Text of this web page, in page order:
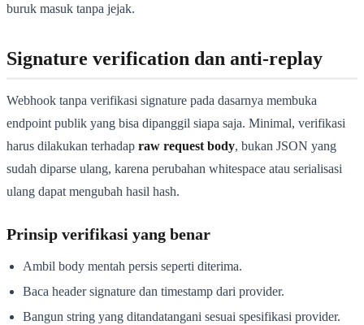
buruk masuk tanpa jejak.
Signature verification dan anti-replay
Webhook tanpa verifikasi signature pada dasarnya membuka
endpoint publik yang bisa dipanggil siapa saja. Minimal, verifikasi
harus dilakukan terhadap raw request body, bukan JSON yang
sudah diparse ulang, karena perubahan whitespace atau serialisasi
ulang dapat mengubah hasil hash.
Prinsip verifikasi yang benar
Ambil body mentah persis seperti diterima.
Baca header signature dan timestamp dari provider.
Bangun string yang ditandatangani sesuai spesifikasi provider.